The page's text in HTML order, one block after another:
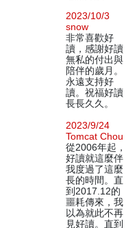
2023/10/3
snow
非常喜歡好
讀，感謝好讀
無私的付出與
陪伴的歲月。
永遠支持好
讀。祝福好讀
長長久久。
2023/9/24
Tomcat Chou
從2006年起，
好讀就這麼伴
我度過了這麼
長的時間。直
到2017.12的
噩耗傳來，我
以為就此不再
見好讀。直到